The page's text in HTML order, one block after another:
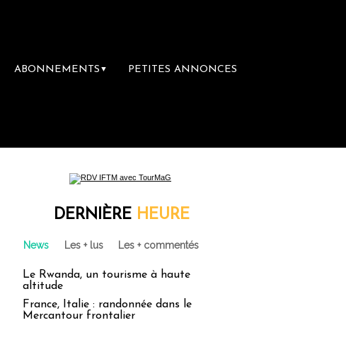
ABONNEMENTS ▼ PETITES ANNONCES
DERNIÈRE HEURE
News Les + lus Les + commentés
Le Rwanda, un tourisme à haute
altitude
France, Italie : randonnée dans le
Mercantour frontalier